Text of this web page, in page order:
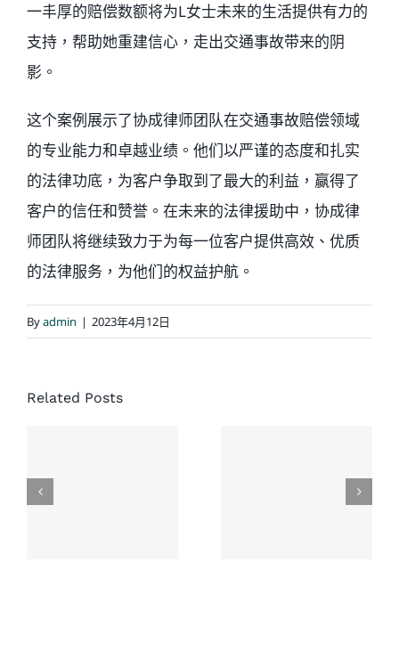
一丰厚的赔偿数额将为L女士未来的生活提供有力的
支持，帮助她重建信心，走出交通事故带来的阴
影。
这个案例展示了协成律师团队在交通事故赔偿领域
的专业能力和卓越业绩。他们以严谨的态度和扎实
的法律功底，为客户争取到了最大的利益，赢得了
客户的信任和赞誉。在未来的法律援助中，协成律
师团队将继续致力于为每一位客户提供高效、优质
的法律服务，为他们的权益护航。
Byadmin | 2023年4月12日
Related Posts
经典结案
一场车
案，老人
接受的和
解，换来